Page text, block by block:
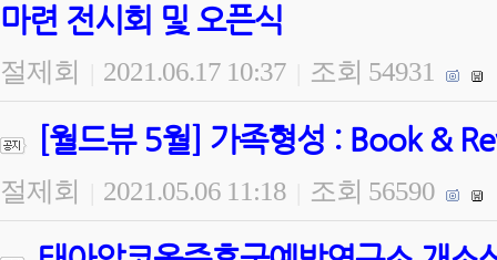
마련 전시회 및 오픈식
절제회 2021.06.17 10:37 조회 54931
[월드뷰 5월] 가족형성 : Book &
절제회 2021.05.06 11:18 조회 56590